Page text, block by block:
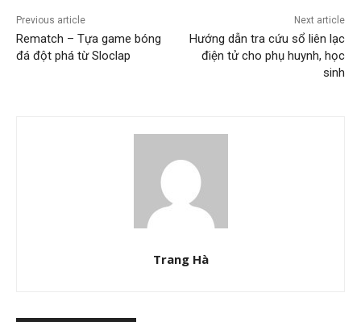
Previous article
Rematch – Tựa game bóng
đá đột phá từ Sloclap
Next article
Hướng dẫn tra cứu sổ liên lạc
điện tử cho phụ huynh, học
sinh
Trang Hà